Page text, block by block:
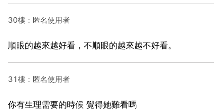
30樓：匿名使用者
順眼的越來越好看，不順眼的越來越不好看。
31樓：匿名使用者
你有生理需要的時候 覺得她難看嗎